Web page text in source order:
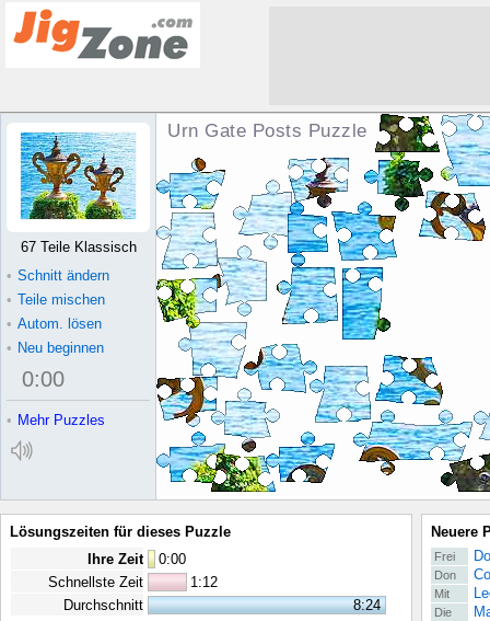
Urn Gate Posts Puzzle
67 Teile Klassisch
• Schnitt ändern
• Teile mischen
• Autom. lösen
• Neu beginnen
0:00
• Mehr Puzzles
Lösungszeiten für dieses Puzzle
Ihre Zeit
0:00
Schnellste Zeit
1:12
Durchschnitt
8:24
Neuere
Frei
Don
Mit
Die